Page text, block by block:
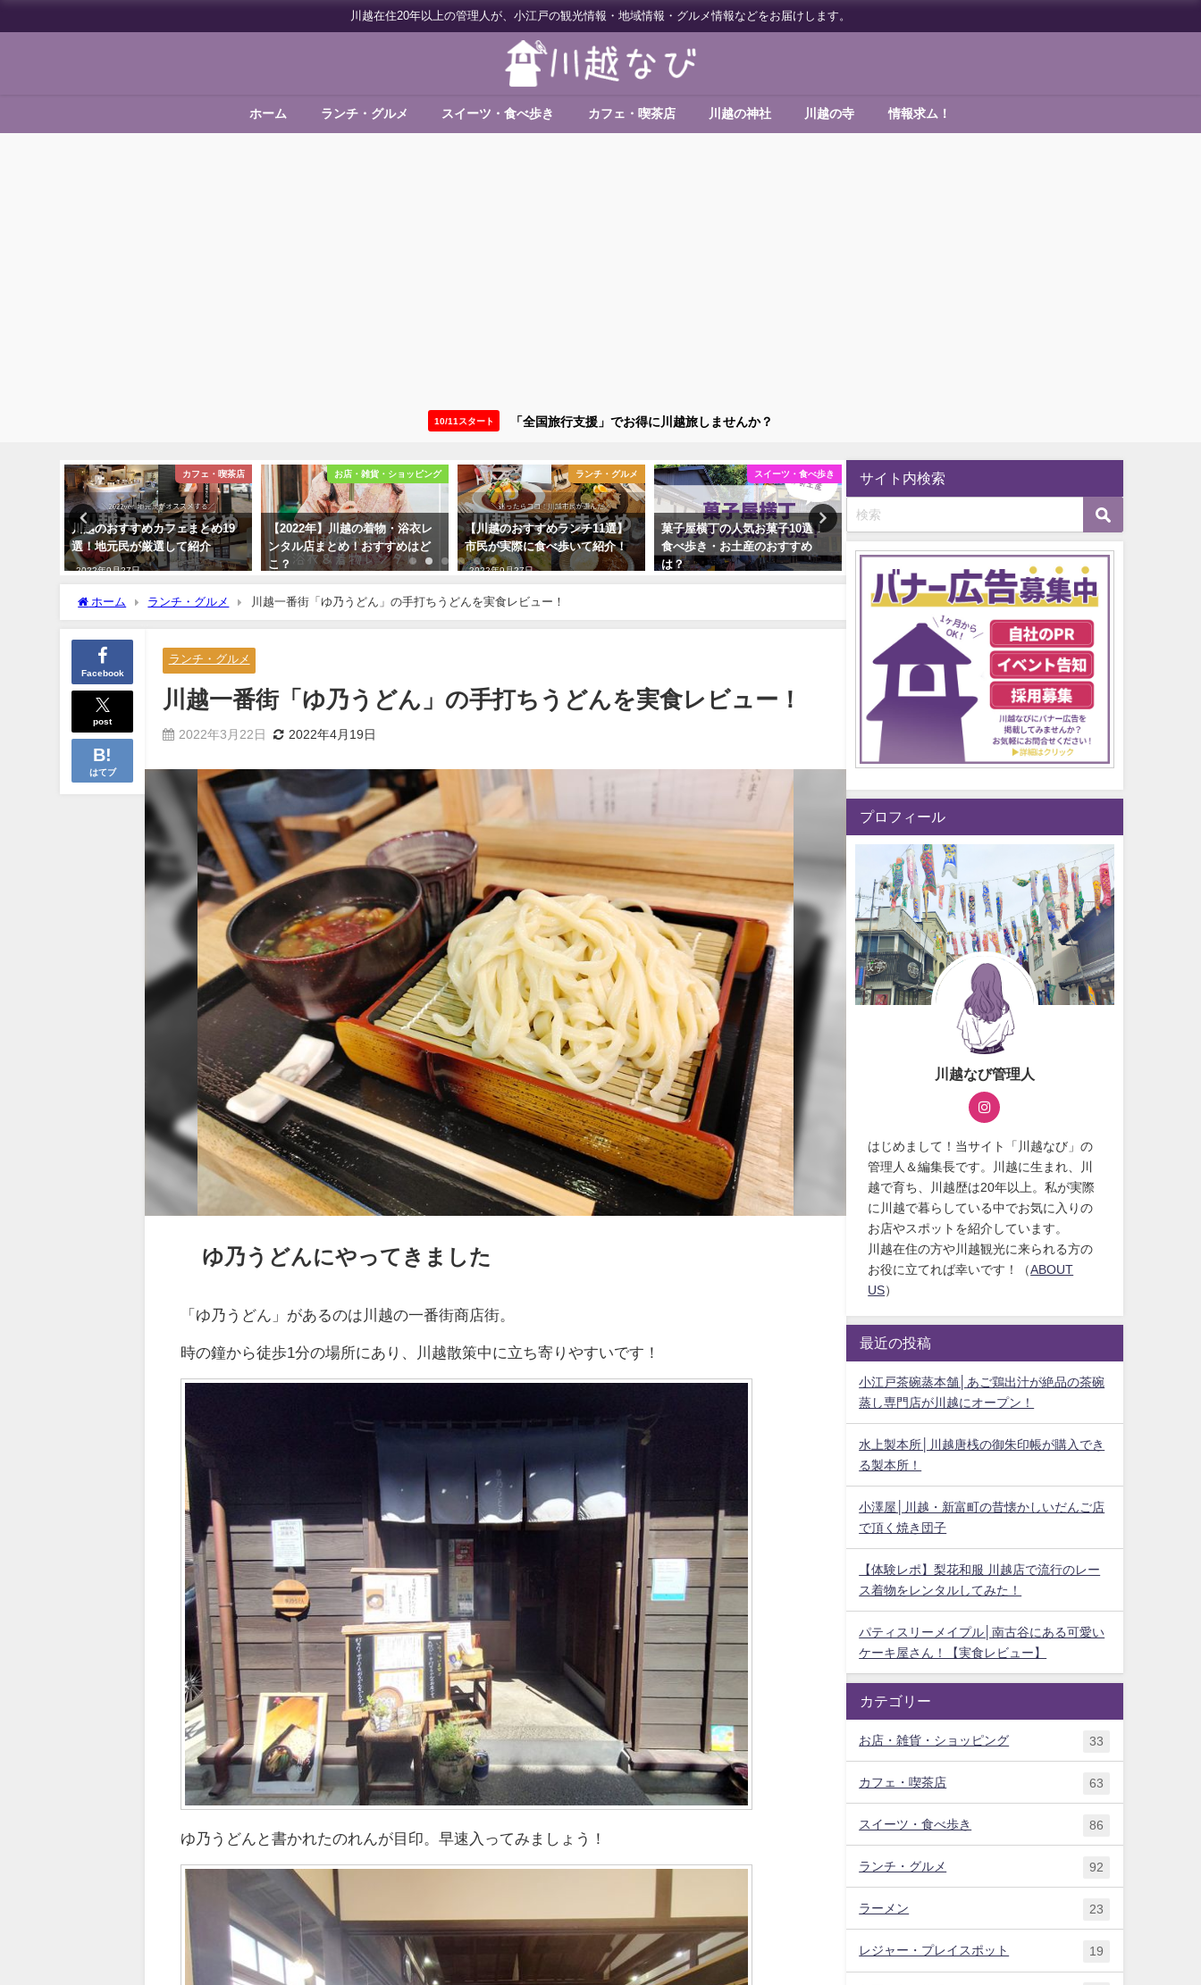
川越在住20年以上の管理人が、小江戸の観光情報・地域情報・グルメ情報などをお届けします。
ホーム ランチ・グルメ スイーツ・食べ歩き カフェ・喫茶店 川越の神社 川越の寺 情報求ム！
10/11スタート 「全国旅行支援」でお得に川越旅しませんか？
カフェ・喫茶店
川越のおすすめカフェまとめ19
選！地元民が厳選して紹介
2022年9月27日
お店・雑貨・ショッピング
【2022年】川越の着物・浴衣レ
ンタル店まとめ！おすすめはど
こ？
ランチ・グルメ
【川越のおすすめランチ11選】
市民が実際に食べ歩いて紹介！
2022年9月27日
スイーツ・食べ歩き
菓子屋横丁の人気お菓子10選！
食べ歩き・お土産のおすすめ
は？
2022年10月19日
選
2022年10月8日
ホーム ランチ・グルメ 川越一番街「ゆ乃うどん」の手打ちうどんを実食レビュー！
Facebook
post
はてブ
ランチ・グルメ
川越一番街「ゆ乃うどん」の手打ちうどんを実食レビュー！
2022年3月22日 2022年4月19日
ゆ乃うどんにやってきました
「ゆ乃うどん」があるのは川越の一番街商店街。
時の鐘から徒歩1分の場所にあり、川越散策中に立ち寄りやすいです！
ゆ乃うどんと書かれたのれんが目印。早速入ってみましょう！
サイト内検索
プロフィール
川越なび管理人
はじめまして！当サイト「川越なび」の
管理人＆編集長です。川越に生まれ、川
越で育ち、川越歴は20年以上。私が実際
に川越で暮らしている中でお気に入りの
お店やスポットを紹介しています。
川越在住の方や川越観光に来られる方の
お役に立てれば幸いです！（ABOUT
US）
最近の投稿
小江戸茶碗蒸本舗│あご鶏出汁が絶品の茶碗
蒸し専門店が川越にオープン！
水上製本所│川越唐桟の御朱印帳が購入でき
る製本所！
小澤屋│川越・新富町の昔懐かしいだんご店
で頂く焼き団子
【体験レポ】梨花和服 川越店で流行のレー
ス着物をレンタルしてみた！
パティスリーメイプル│南古谷にある可愛い
ケーキ屋さん！【実食レビュー】
カテゴリー
お店・雑貨・ショッピング 33
カフェ・喫茶店 63
スイーツ・食べ歩き 86
ランチ・グルメ 92
ラーメン 23
レジャー・プレイスポット 19